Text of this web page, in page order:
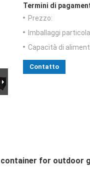
Termini di
Prezzo:
Imballaggi
Capacità di
Contatto
for outdoor